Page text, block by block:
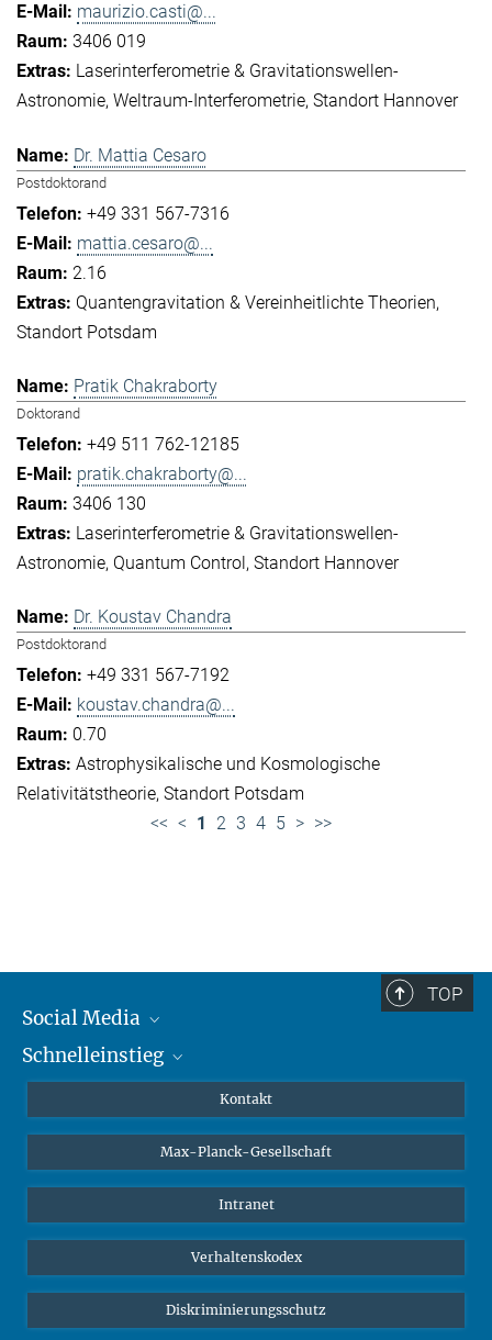
maurizio.casti@...
3406 019
Laserinterferometrie & Gravitationswellen-
Astronomie Weltraum-Interferometrie Standort Hannover
Dr. Mattia Cesaro
Postdoktorand
+49 331 567-7316
mattia.cesaro@...
2.16
Quantengravitation & Vereinheitlichte Theorien
Standort Potsdam
Pratik Chakraborty
Doktorand
+49 511 762-12185
pratik.chakraborty@...
3406 130
Laserinterferometrie & Gravitationswellen-
Astronomie Quantum Control Standort Hannover
Dr. Koustav Chandra
Postdoktorand
+49 331 567-7192
koustav.chandra@...
0.70
Astrophysikalische und Kosmologische
Relativitätstheorie Standort Potsdam
<< < 1 2 3 4 5 > >>
TOP
Social Media
Mastodon
Schnelleinstieg
Studierende
Schüler*innen
Öffentlichkeit
Alumnae | Alumni
Kontakt
Max-Planck-Gesellschaft
Intranet
Verhaltenskodex
Diskriminierungsschutz